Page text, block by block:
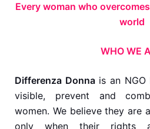
Every woman who
world
WHO WE
Differenza Donnais an NGO
visible, prevent and
women. We believe they are
only when their rights